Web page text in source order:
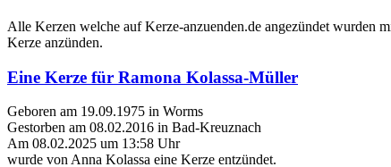
Alle Kerzen welche auf Kerze-anzuenden.de angezündet wurden
Kerze anzünden.
Eine Kerze für Ramona Kolassa-Müller
Geboren am 19.09.1975 in Worms
Gestorben am 08.02.2016 in Bad-Kreuznach
Am 08.02.2025 um 13:58 Uhr
wurde von Anna Kolassa eine Kerze entzündet.